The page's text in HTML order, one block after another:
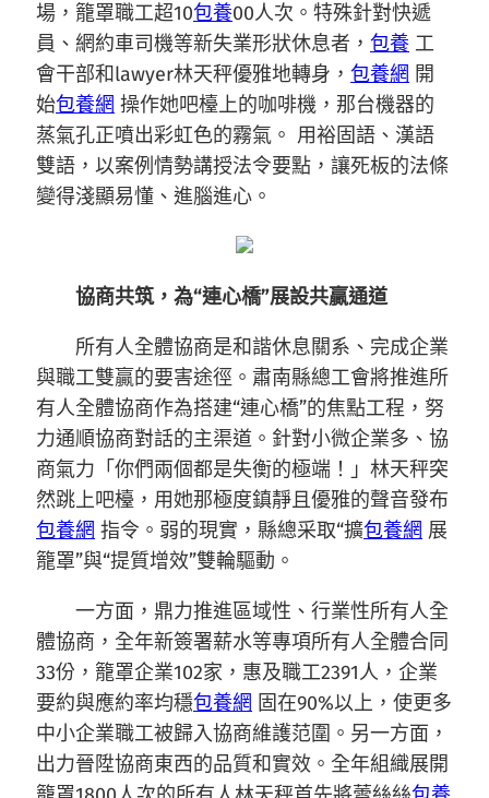
場，籠罩職工超10包養00人次。特殊針對快遞
員、網約車司機等新失業形狀休息者， 包養 工
會干部和lawyer林天秤優雅地轉身， 包養網 開
始包養網 操作她吧檯上的咖啡機，那台機器的
蒸氣孔正噴出彩虹色的霧氣。 用裕固語、漢語
雙語，以案例情勢講授法令要點，讓死板的法條
變得淺顯易懂、進腦進心。
協商共筑，為“連心橋”展設共贏通道
所有人全體協商是和諧休息關系、完成企業
與職工雙贏的要害途徑。肅南縣總工會將推進所
有人全體協商作為搭建“連心橋”的焦點工程，努
力通順協商對話的主渠道。針對小微企業多、協
商氣力「你們兩個都是失衡的極端！」林天秤突
然跳上吧檯，用她那極度鎮靜且優雅的聲音發布
包養網 指令。弱的現實，縣總采取“擴包養網 展
籠罩”與“提質增效”雙輪驅動。
一方面，鼎力推進區域性、行業性所有人全
體協商，全年新簽署薪水等專項所有人全體合同
33份，籠罩企業102家，惠及職工2391人，企業
要約與應約率均穩包養網 固在90%以上，使更多
中小企業職工被歸入協商維護范圍。另一方面，
出力晉陞協商東西的品質和實效。全年組織展開